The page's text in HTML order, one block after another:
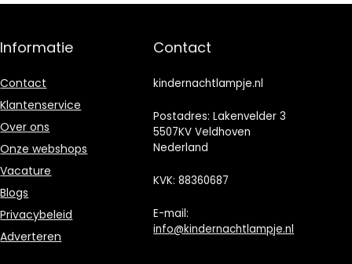
Informatie
Contact
Klantenservice
Over ons
Onze webshops
Vacature
Blogs
Privacybeleid
Adverteren
Contact
kindernachtlampje.nl
Postadres: Lakenvelder 3
5507KV Veldhoven
Nederland
KVK: 88360687
E-mail:
info@kindernachtlampje.nl